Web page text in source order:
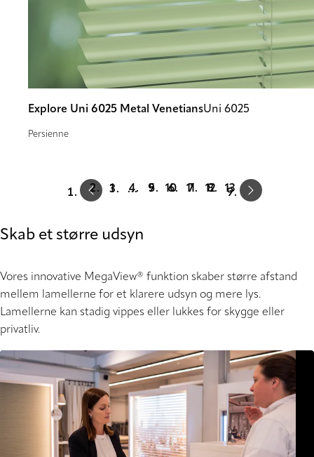
Explore Uni 6025 Metal VenetiansUni 6025
Persienne
Prev 1 … 9 10 11 12 13 Next
Skab et større udsyn
Vores innovative MegaView® funktion skaber større afstand
mellem lamellerne for et klarere udsyn og mere lys.
Lamellerne kan stadig vippes eller lukkes for skygge eller
privatliv.